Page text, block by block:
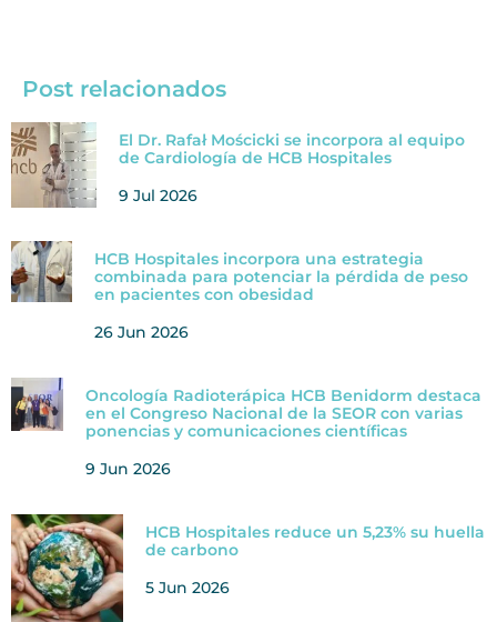
Post relacionados
El Dr. Rafał Mościcki se incorpora al equipo
de Cardiología de HCB Hospitales
9 Jul 2026
HCB Hospitales incorpora una estrategia
combinada para potenciar la pérdida de peso
en pacientes con obesidad
26 Jun 2026
Oncología Radioterápica HCB Benidorm destaca
en el Congreso Nacional de la SEOR con varias
ponencias y comunicaciones científicas
9 Jun 2026
HCB Hospitales reduce un 5,23% su huella
de carbono
5 Jun 2026